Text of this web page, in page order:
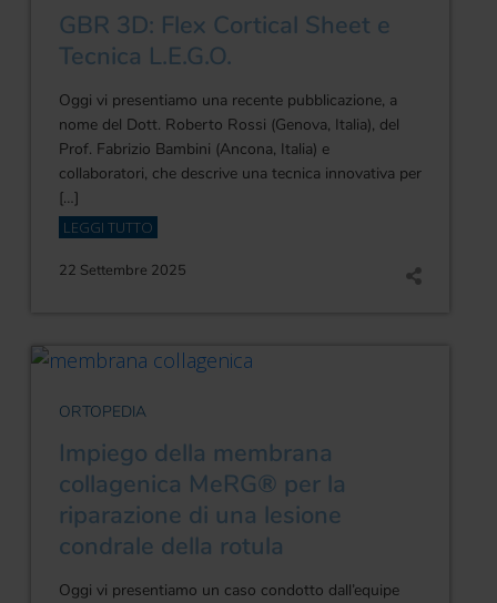
GBR 3D: Flex Cortical Sheet e
Tecnica L.E.G.O.
Oggi vi presentiamo una recente pubblicazione, a
nome del Dott. Roberto Rossi (Genova, Italia), del
Prof. Fabrizio Bambini (Ancona, Italia) e
collaboratori, che descrive una tecnica innovativa per
[…]
LEGGI TUTTO
22 Settembre 2025
ORTOPEDIA
Impiego della membrana
collagenica MeRG® per la
riparazione di una lesione
condrale della rotula
Oggi vi presentiamo un caso condotto dall’equipe